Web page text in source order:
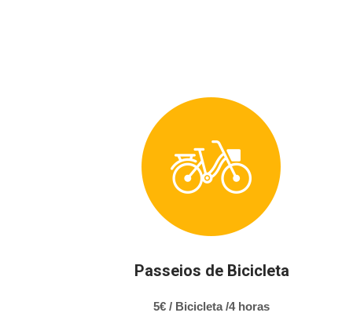
Passeios de Bicicleta
5€ / Bicicleta /4 horas